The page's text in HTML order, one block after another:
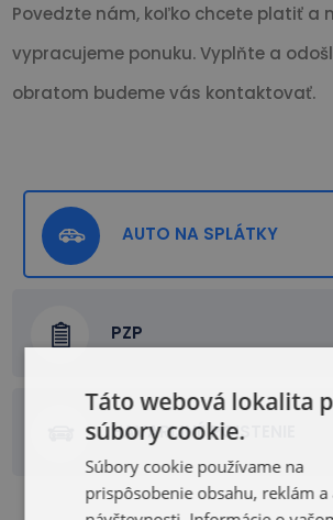
Povedzte nám, koľko chcete platiť a
vypracujeme ponuku. Vyplňte a
obratom budeme vás kontaktovať.
AUTO NA SPLÁTKY
PZP
HAVARIJNÉ POISTENIE
Táto webová lokalita
súbory cookie.
Súbory cookie používame na
prispôsobenie obsahu, reklám a